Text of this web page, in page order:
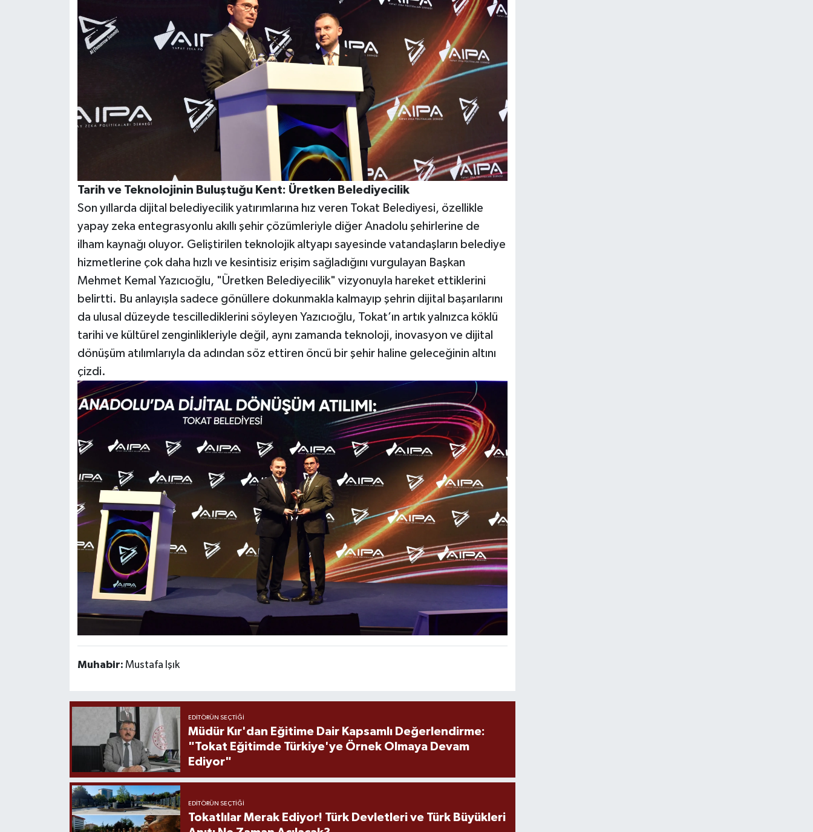
Tarih ve Teknolojinin Buluştuğu Kent: Üretken Belediyecilik
Son yıllarda dijital belediyecilik yatırımlarına hız veren Tokat Belediyesi, özellikle
yapay zeka entegrasyonlu akıllı şehir çözümleriyle diğer Anadolu şehirlerine de
ilham kaynağı oluyor. Geliştirilen teknolojik altyapı sayesinde vatandaşların belediye
hizmetlerine çok daha hızlı ve kesintisiz erişim sağladığını vurgulayan Başkan
Mehmet Kemal Yazıcıoğlu, "Üretken Belediyecilik" vizyonuyla hareket ettiklerini
belirtti. Bu anlayışla sadece gönüllere dokunmakla kalmayıp şehrin dijital başarılarını
da ulusal düzeyde tescillediklerini söyleyen Yazıcıoğlu, Tokat’ın artık yalnızca köklü
tarihi ve kültürel zenginlikleriyle değil, aynı zamanda teknoloji, inovasyon ve dijital
dönüşüm atılımlarıyla da adından söz ettiren öncü bir şehir haline geleceğinin altını
çizdi.
Muhabir: Mustafa Işık
EDITÖRÜN SEÇTIĞI
Müdür Kır'dan Eğitime Dair Kapsamlı Değerlendirme:
"Tokat Eğitimde Türkiye'ye Örnek Olmaya Devam
Ediyor"
EDITÖRÜN SEÇTIĞI
Tokatlılar Merak Ediyor! Türk Devletleri ve Türk Büyükleri